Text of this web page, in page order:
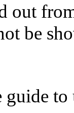
out
be
guide